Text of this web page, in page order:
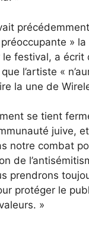
»
le festival, a écrit
l’artiste «
la une de
se tient
juive,
notre combat
de
prendrons
protéger le
»